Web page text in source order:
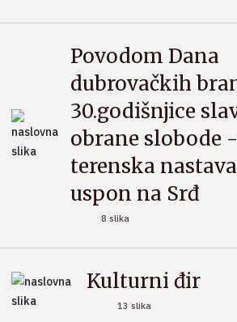
Povodom Dana
dubrovačkih
30.godišnjice
obrane slobode -
terenska
uspon na Srđ
8 slika
Kulturni đir
13 slika